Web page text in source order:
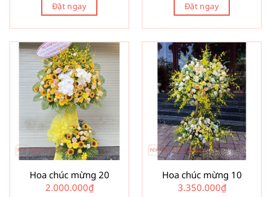
Đặt ngay Đặt ngay
Hoa chúc mừng 20
2.000.000₫
Hoa chúc mừng 10
3.350.000₫